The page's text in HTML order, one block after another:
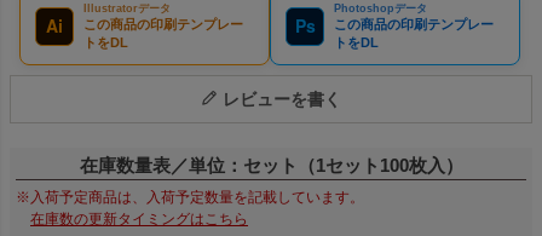
Ai
Illustratorデータ
この商品の印刷テンプレー
トをDL
Ps
Photoshopデータ
この商品の印刷テンプレー
トをDL
レビューを書く
在庫数量表／単位：セット（1セット100枚入）
※入荷予定商品は、入荷予定数量を記載しています。
在庫数の更新タイミングはこちら